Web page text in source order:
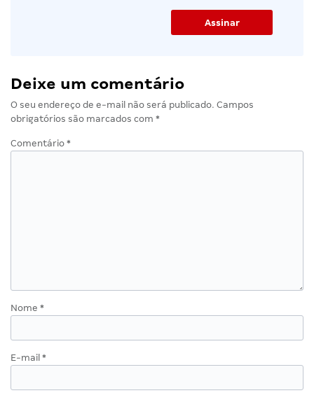
Deixe um comentário
O seu endereço de e-mail não será publicado. Campos
obrigatórios são marcados com *
Comentário *
Nome *
E-mail *